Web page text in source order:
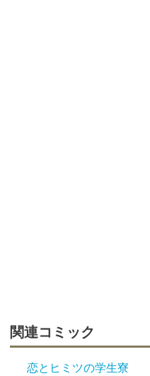
関連コミック
恋とヒミツの学生寮